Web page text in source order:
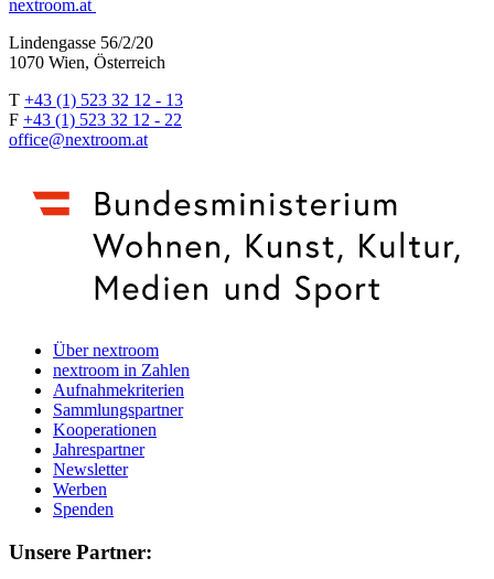
nextroom.at
Lindengasse 56/2/20
1070 Wien, Österreich
T +43 (1) 523 32 12 - 13
F +43 (1) 523 32 12 - 22
office@nextroom.at
Über nextroom
nextroom in Zahlen
Aufnahmekriterien
Sammlungspartner
Kooperationen
Jahrespartner
Newsletter
Werben
Spenden
Unsere Partner: